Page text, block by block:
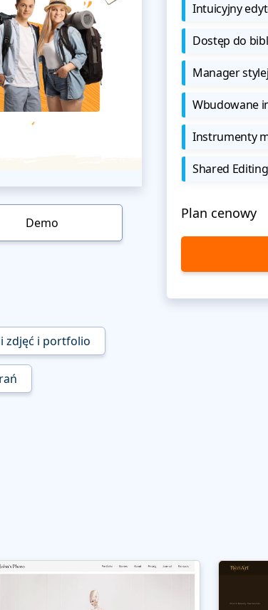
Demo
zdjęć i portfolio
Intuicyjny
Dostęp do
Manager
Wbudowane
Instrumenty
Shared Editing
Plan cenowy